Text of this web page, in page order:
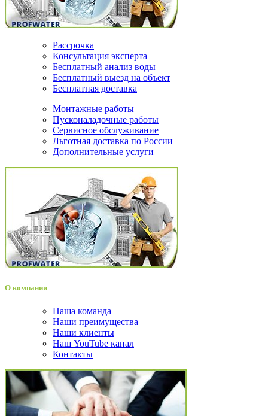
Рассрочка
Консультация эксперта
Бесплатный анализ воды
Бесплатный выезд на объект
Бесплатная доставка
Монтажные работы
Пусконаладочные работы
Сервисное обслуживание
Льготная доставка по России
Дополнительные услуги
О компании
Наша команда
Наши преимущества
Наши клиенты
Наш YouTube канал
Контакты